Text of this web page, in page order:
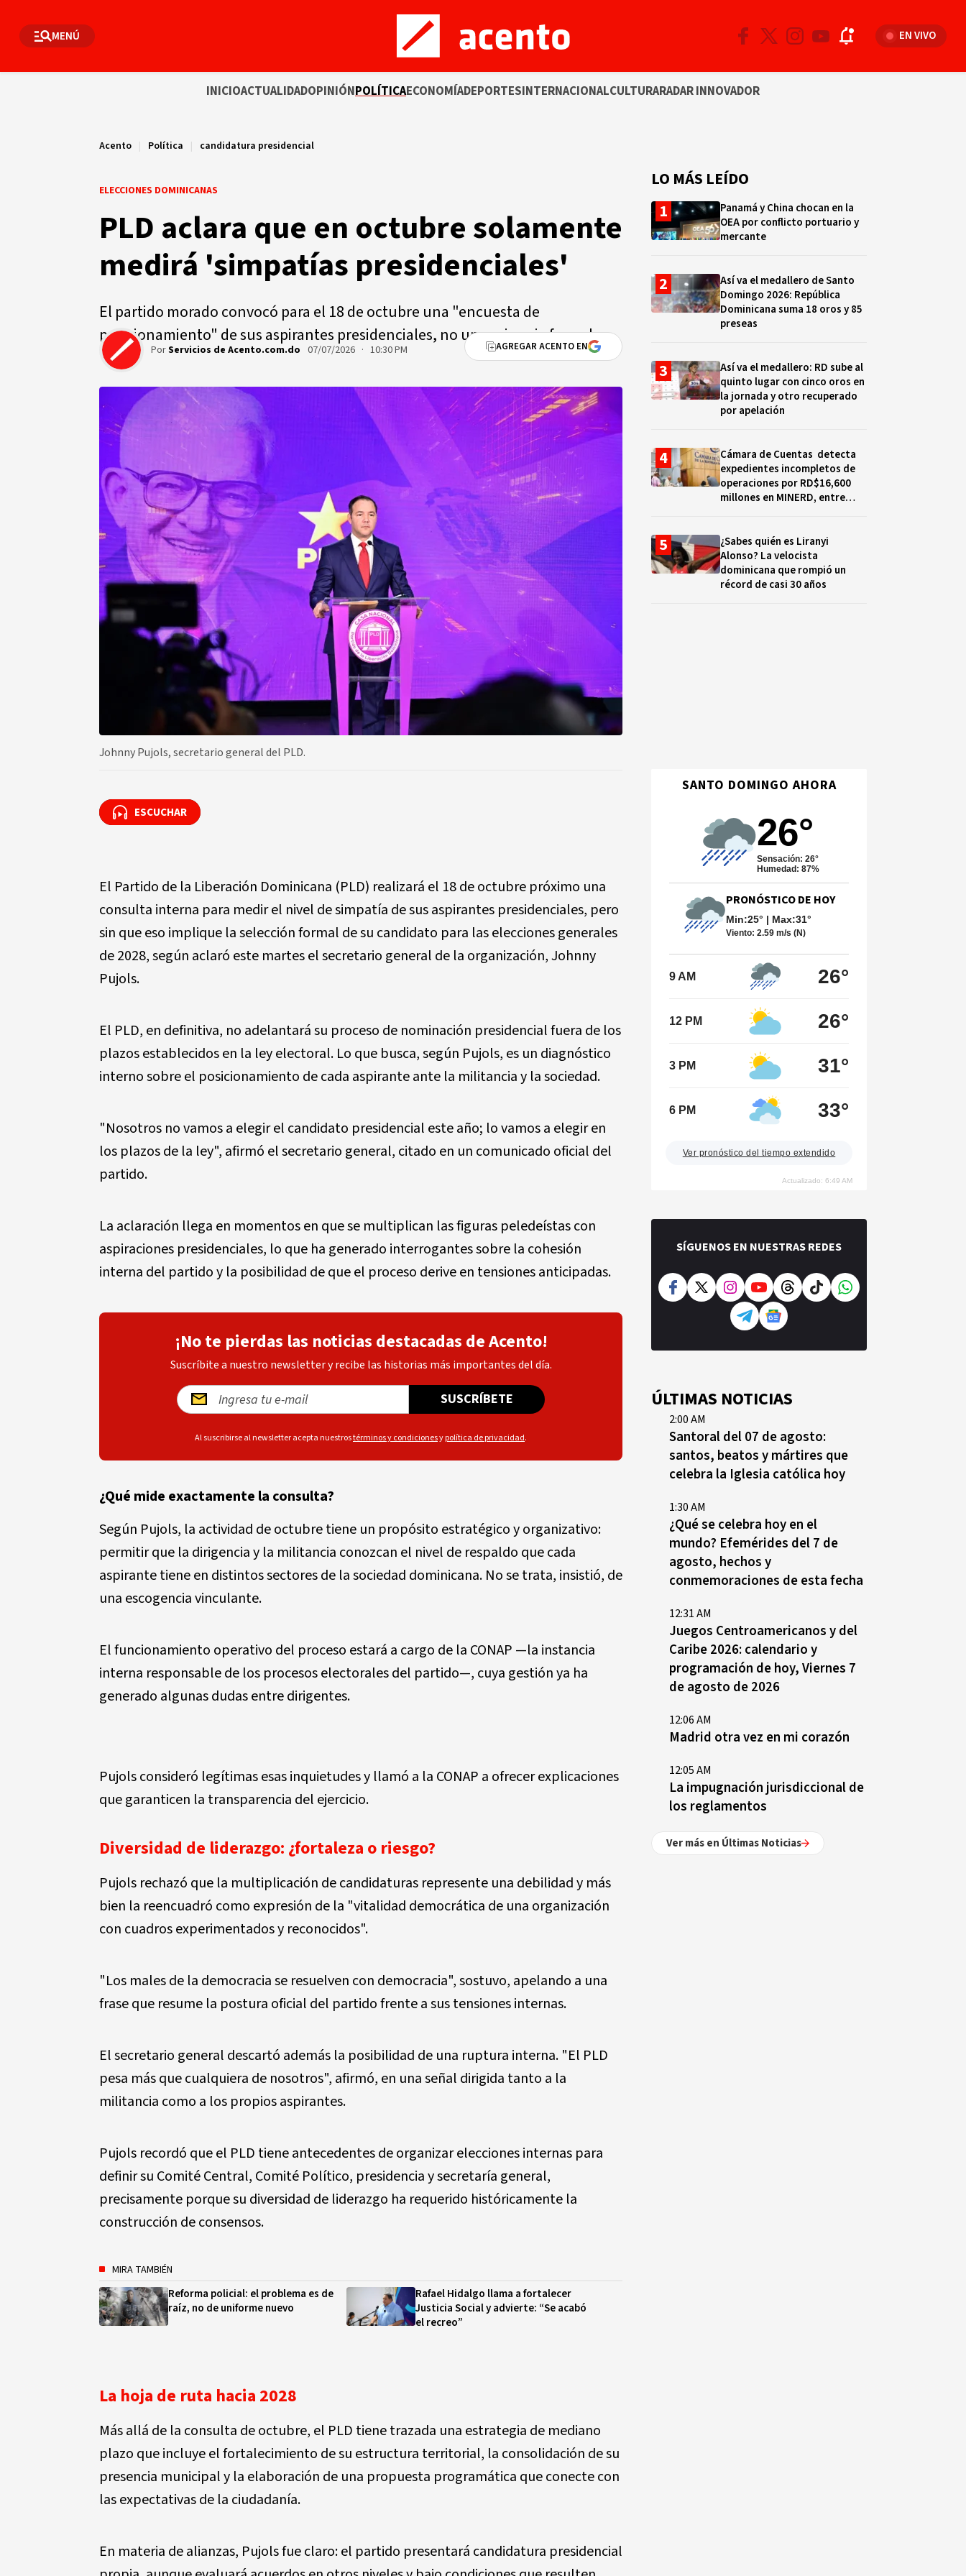
MENÚ EN VIVO
INICIOACTUALIDADOPINIÓNPOLÍTICAECONOMÍADEPORTESINTERNACIONALCULTURARADAR INNOVADOR
Acento | Política | candidatura presidencial
ELECCIONES DOMINICANAS
PLD aclara que en octubre solamente
medirá 'simpatías presidenciales'
El partido morado convocó para el 18 de octubre una "encuesta de
posicionamiento" de sus aspirantes presidenciales, no una primaria formal.
PorServicios de Acento.com.do 07/07/2026 · 10:30 PM AGREGAR ACENTO EN
Johnny Pujols, secretario general del PLD.
ESCUCHAR
ESCUCHAR
El Partido de la Liberación Dominicana (PLD) realizará el 18 de octubre próximo una
consulta interna para medir el nivel de simpatía de sus aspirantes presidenciales, pero
sin que eso implique la selección formal de su candidato para las elecciones generales
de 2028, según aclaró este martes el secretario general de la organización, Johnny
Pujols.
El PLD, en definitiva, no adelantará su proceso de nominación presidencial fuera de los
plazos establecidos en la ley electoral. Lo que busca, según Pujols, es un diagnóstico
interno sobre el posicionamiento de cada aspirante ante la militancia y la sociedad.
"Nosotros no vamos a elegir el candidato presidencial este año; lo vamos a elegir en
los plazos de la ley", afirmó el secretario general, citado en un comunicado oficial del
partido.
La aclaración llega en momentos en que se multiplican las figuras peledeístas con
aspiraciones presidenciales, lo que ha generado interrogantes sobre la cohesión
interna del partido y la posibilidad de que el proceso derive en tensiones anticipadas.
¡No te pierdas las noticias destacadas de Acento!
Suscríbite a nuestro newsletter y recibe las historias más importantes del día.
SUSCRÍBETE
Al suscribirse al newsletter acepta nuestrostérminos y condicionesypolítica de privacidad.
¿Qué mide exactamente la consulta?
Según Pujols, la actividad de octubre tiene un propósito estratégico y organizativo:
permitir que la dirigencia y la militancia conozcan el nivel de respaldo que cada
aspirante tiene en distintos sectores de la sociedad dominicana. No se trata, insistió, de
una escogencia vinculante.
El funcionamiento operativo del proceso estará a cargo de la CONAP —la instancia
interna responsable de los procesos electorales del partido—, cuya gestión ya ha
generado algunas dudas entre dirigentes.
Pujols consideró legítimas esas inquietudes y llamó a la CONAP a ofrecer explicaciones
que garanticen la transparencia del ejercicio.
Diversidad de liderazgo: ¿fortaleza o riesgo?
Pujols rechazó que la multiplicación de candidaturas represente una debilidad y más
bien la reencuadró como expresión de la "vitalidad democrática de una organización
con cuadros experimentados y reconocidos".
"Los males de la democracia se resuelven con democracia", sostuvo, apelando a una
frase que resume la postura oficial del partido frente a sus tensiones internas.
El secretario general descartó además la posibilidad de una ruptura interna. "El PLD
pesa más que cualquiera de nosotros", afirmó, en una señal dirigida tanto a la
militancia como a los propios aspirantes.
Pujols recordó que el PLD tiene antecedentes de organizar elecciones internas para
definir su Comité Central, Comité Político, presidencia y secretaría general,
precisamente porque su diversidad de liderazgo ha requerido históricamente la
construcción de consensos.
MIRA TAMBIÉN
Reforma policial: el problema es de
raíz, no de uniforme nuevo
Rafael Hidalgo llama a fortalecer
Justicia Social y advierte: “Se acabó
el recreo”
La hoja de ruta hacia 2028
Más allá de la consulta de octubre, el PLD tiene trazada una estrategia de mediano
plazo que incluye el fortalecimiento de su estructura territorial, la consolidación de su
presencia municipal y la elaboración de una propuesta programática que conecte con
las expectativas de la ciudadanía.
En materia de alianzas, Pujols fue claro: el partido presentará candidatura presidencial
LO MÁS LEÍDO
Panamá y China chocan en la
OEA por conflicto portuario y
mercante
Así va el medallero de Santo
Domingo 2026: República
Dominicana suma 18 oros y 85
preseas
Así va el medallero: RD sube al
quinto lugar con cinco oros en
la jornada y otro recuperado
por apelación
Cámara de Cuentas detecta
expedientes incompletos de
operaciones por RD$16,600
millones en MINERD, entre
¿Sabes quién es Liranyi
Alonso? La velocista
dominicana que rompió un
récord de casi 30 años
SANTO DOMINGO AHORA
26°
Sensación: 26°
Humedad: 87%
PRONÓSTICO DE HOY
Min:25° | Max:31°
Viento: 2.59 m/s (N)
9 AM 26°
12 PM 26°
3 PM 31°
6 PM 33°
Ver pronóstico del tiempo extendido
Actualizado: 6:49 AM
SÍGUENOS EN NUESTRAS REDES
ÚLTIMAS NOTICIAS
2:00 AM
Santoral del 07 de agosto:
santos, beatos y mártires que
celebra la Iglesia católica hoy
1:30 AM
¿Qué se celebra hoy en el
mundo? Efemérides del 7 de
agosto, hechos y
conmemoraciones de esta fecha
12:31 AM
Juegos Centroamericanos y del
Caribe 2026: calendario y
programación de hoy, Viernes 7
de agosto de 2026
12:06 AM
Madrid otra vez en mi corazón
12:05 AM
La impugnación jurisdiccional de
los reglamentos
Ver más en Últimas Noticias